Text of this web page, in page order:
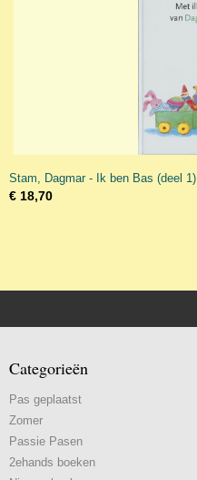
Stam, Dagmar - Ik ben Bas (deel 1)
€ 18,70
Categorieën
Pas geplaatst
Zomer
Passie Pasen
2ehands boeken